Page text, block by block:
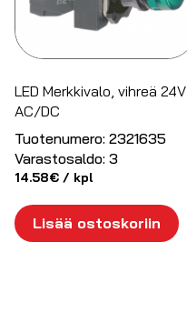
LED Merkkivalo, vihreä 24V
AC/DC
Tuotenumero: 2321635
Varastosaldo: 3
14.58€ / kpl
Lisää ostoskoriin